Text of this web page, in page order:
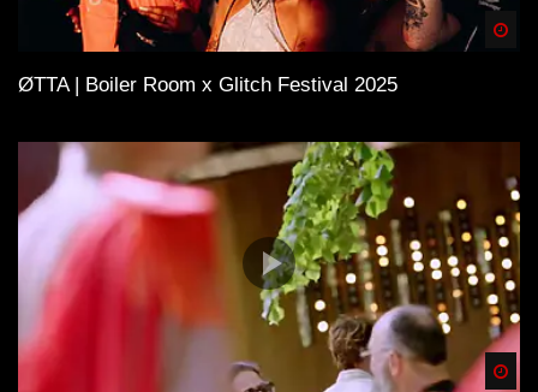
ØTTA | Boiler Room x Glitch Festival 2025